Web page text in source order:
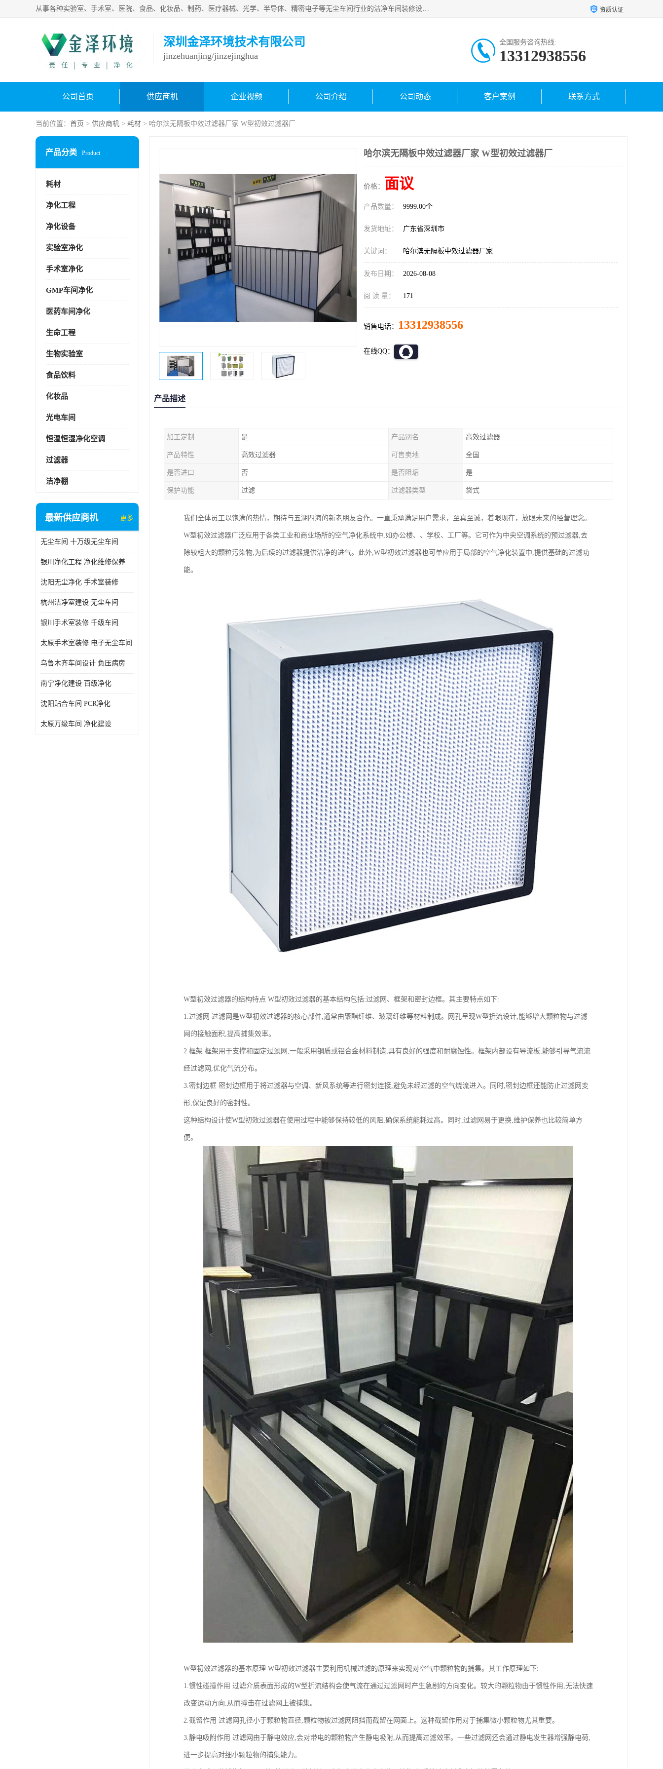
从事各种实验室、手术室、医院、食品、化妆品、制药、医疗器械、光学、半导体、精密电子等无尘车间行业的洁净车间装修设计、净化设备、恒温恒湿空调的设计制作与安装、净化系统工程项目施工及其技术支持服务。 资质认证
深圳金泽环境技术有限公司
jinzehuanjing/jinzejinghua
全国服务咨询热线:
13312938556
公司首页 供应商机 企业视频 公司介绍 公司动态 客户案例 联系方式
当前位置： 首页 > 供应商机 > 耗材 > 哈尔滨无隔板中效过滤器厂家 W型初效过滤器厂
产品分类 Product
耗材
净化工程
净化设备
实验室净化
手术室净化
GMP车间净化
医药车间净化
生命工程
生物实验室
食品饮料
化妆品
光电车间
恒温恒湿净化空调
过滤器
洁净棚
最新供应商机 更多
无尘车间 十万级无尘车间
银川净化工程 净化维修保养
沈阳无尘净化 手术室装修
杭州洁净室建设 无尘车间
银川手术室装修 千级车间
太原手术室装修 电子无尘车间
乌鲁木齐车间设计 负压病房
南宁净化建设 百级净化
沈阳贴合车间 PCR净化
太原万级车间 净化建设
哈尔滨无隔板中效过滤器厂家 W型初效过滤器厂
价格： 面议
产品数量： 9999.00个
发货地址： 广东省深圳市
关键词： 哈尔滨无隔板中效过滤器厂家
发布日期： 2026-08-08
阅 读 量： 171
销售电话： 13312938556
在线QQ：
产品描述
加工定制 是 产品别名 高效过滤器
产品特性 高效过滤器 可售卖地 全国
是否进口 否 是否阻垢 是
保护功能 过滤 过滤器类型 袋式
我们全体员工以饱满的热情，期待与五湖四海的新老朋友合作。一直秉承满足用户需求，至真至诚，着眼现在，放眼未来的经营理念。
W型初效过滤器广泛应用于各类工业和商业场所的空气净化系统中,如办公楼、、学校、工厂等。它可作为中央空调系统的预过滤器,去
除较粗大的颗粒污染物,为后续的过滤器提供洁净的进气。此外,W型初效过滤器也可单应用于局部的空气净化装置中,提供基础的过滤功
能。
W型初效过滤器的结构特点 W型初效过滤器的基本结构包括:过滤网、框架和密封边框。其主要特点如下:
1.过滤网 过滤网是W型初效过滤器的核心部件,通常由聚酯纤维、玻璃纤维等材料制成。网孔呈现W型折流设计,能够增大颗粒物与过滤
网的接触面积,提高捕集效率。
2.框架 框架用于支撑和固定过滤网,一般采用钢质或铝合金材料制造,具有良好的强度和耐腐蚀性。框架内部设有导流板,能够引导气流流
经过滤网,优化气流分布。
3.密封边框 密封边框用于将过滤器与空调、新风系统等进行密封连接,避免未经过滤的空气绕流进入。同时,密封边框还能防止过滤网变
形,保证良好的密封性。
这种结构设计使W型初效过滤器在使用过程中能够保持较低的风阻,确保系统能耗过高。同时,过滤网易于更换,维护保养也比较简单方
便。
W型初效过滤器的基本原理 W型初效过滤器主要利用机械过滤的原理来实现对空气中颗粒物的捕集。其工作原理如下:
1.惯性碰撞作用 过滤介质表面形成的W型折流结构会使气流在通过过滤网时产生急剧的方向变化。较大的颗粒物由于惯性作用,无法快速
改变运动方向,从而撞击在过滤网上被捕集。
2.截留作用 过滤网孔径小于颗粒物直径,颗粒物被过滤网阻挡而截留在网面上。这种截留作用对于捕集微小颗粒物尤其重要。
3.静电吸附作用 过滤网由于静电效应,会对带电的颗粒物产生静电吸附,从而提高过滤效率。一些过滤网还会通过静电发生器增强静电荷,
进一步提高对细小颗粒物的捕集能力。